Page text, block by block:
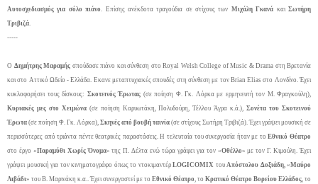
Aυτοσχεδιασμός για σόλο πιάνο. Επίσης ανέκδοτα τραγούδια σε στίχους των Μιχάλη Γκανά καιΣωτήρη
Τριβιζά.
-----
Ο Δημήτρης Μαραμής σπούδασε πιάνο και σύνθεση στο Royal Welsh College of Music & Drama στη Βρετανία
και στο Αττικό Ωδείο - Ελλάδα. Εκανε μεταπτυχιακές σπουδές στη σύνθεση με τον Brian Elias στο Λονδίνο.Έχει
κυκλοφορήσει τους δίσκους: Σκοτεινός Έρωτας (σε ποίηση Φ. Γκ. Λόρκα με ερμηνευτή τον Μ. Φραγκούλη),
Κυριακές μες στο Χειμώνα (σε ποίηση Καρυωτάκη, Πολυδούρη, Τέλλου Άγρα κ.ά.),Σονέτα του Σκοτεινού
Έρωτα (σε ποίηση Φ. Γκ. Λόρκα), Σκηνές από βουβή ταινία (σε στίχους Σωτήρη Τριβιζά). Έχει γράψει μουσική σε
περισσότερες από τριάντα πέντε θεατρικές παραστάσεις. Η τελευταία του συνεργασία ήταν με τοΕθνικό Θέατρο
στο έργο «Παραμύθι Χωρίς Όνομα» της Π. Δέλτα ενώ τώρα γράφει για τον «Οθέλλο» με τον Γ. Κιμούλη. Έχει
γράψει μουσική για τον κινηματογράφο όπως το ντοκιμαντέρ LOGICOMIX του Απόστολου Δοξιάδη, «Μαύρο
Λιβάδι» του Β. Μαρινάκη κ.α.. Έχει συνεργαστεί με το Εθνικό Θέατρο, το Κρατικό Θέατρο Βορείου Ελλάδος, το